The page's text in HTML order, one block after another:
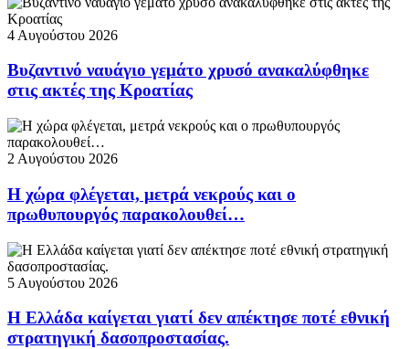
4 Αυγούστου 2026
Βυζαντινό ναυάγιο γεμάτο χρυσό ανακαλύφθηκε
στις ακτές της Κροατίας
2 Αυγούστου 2026
Η χώρα φλέγεται, μετρά νεκρούς και ο
πρωθυπουργός παρακολουθεί…
5 Αυγούστου 2026
Η Ελλάδα καίγεται γιατί δεν απέκτησε ποτέ εθνική
στρατηγική δασοπροστασίας.